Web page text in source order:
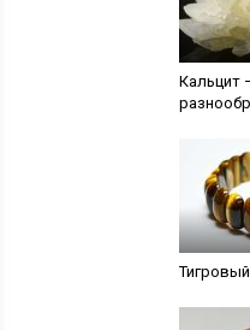
Кальцит